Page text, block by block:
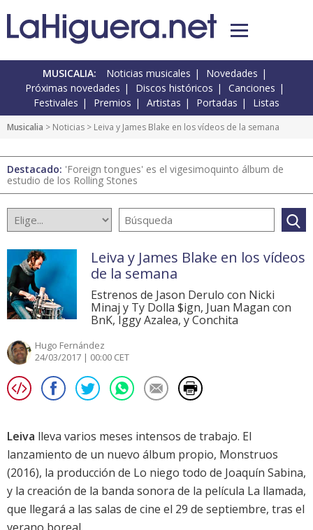
MUSICALIA: Noticias musicales
Novedades
Próximas novedades
Discos históricos
Canciones
Festivales
Premios Artistas Portadas Listas
Musicalia > Noticias > Leiva y James Blake en los vídeos de la semana
Destacado: 'Foreign tongues' es el vigesimoquinto álbum de
estudio de los Rolling Stones
Leiva y James Blake en los vídeos
de la semana
Estrenos de Jason Derulo con Nicki
Minaj y Ty Dolla $ign, Juan Magan con
BnK, Iggy Azalea, y Conchita
Hugo Fernández
24/03/2017 | 00:00 CET
Leiva lleva varios meses intensos de trabajo. El
lanzamiento de un nuevo álbum propio, Monstruos
(2016), la producción de Lo niego todo de Joaquín Sabina,
y la creación de la banda sonora de la película La llamada,
que llegará a las salas de cine el 29 de septiembre, tras el